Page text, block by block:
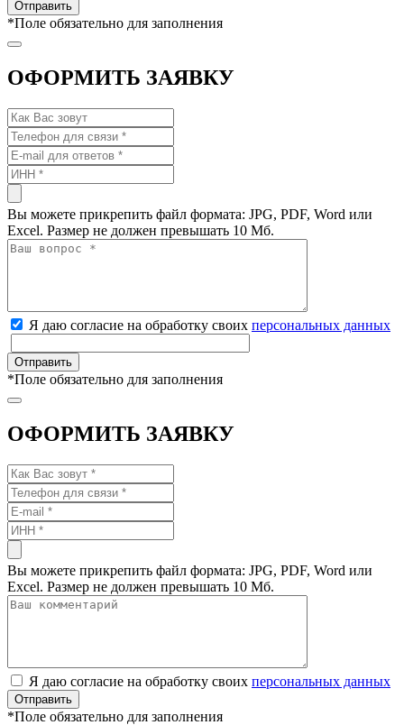
*Поле обязательно для заполнения
ОФОРМИТЬ ЗАЯВКУ
Вы можете прикрепить файл формата: JPG, PDF, Word или
Excel. Размер не должен превышать 10 Мб.
Я даю согласие на обработку своих персональных данных
*Поле обязательно для заполнения
ОФОРМИТЬ ЗАЯВКУ
Вы можете прикрепить файл формата: JPG, PDF, Word или
Excel. Размер не должен превышать 10 Мб.
Я даю согласие на обработку своих персональных данных
*Поле обязательно для заполнения